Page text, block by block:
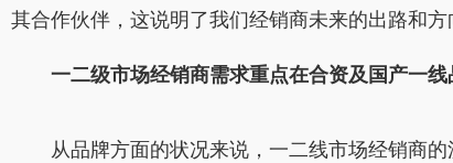
其合作伙伴，这说明了我们经销商未来的出路和
一二级市场经销商需求重点在合资及国产一线
从品牌方面的状况来说，一二线市场经销商的